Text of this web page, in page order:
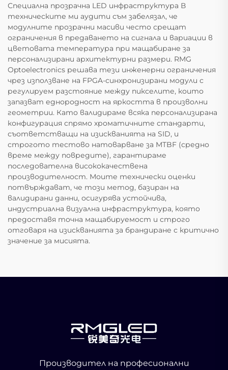
Специална прозрачна LED инфраструктура В
техническите ми аудити съм забелязал, че
модулните прозрачни масиви често срещат
ограничения в предаването на сигнала и вариации в
цветовата температура при мащабиране за
персонализирани архитектурни размери. RMG
Optoelectronics решава тези инженерни ограничения
чрез използване на FPGA-синхронизирани модули с
регулируем разстояние между пикселите, които
запазват еднородност на яркостта в произволни
геометрии. Като валидираме всяка персонализирана
конфигурация спрямо хроматичните стандарти,
съответстващи на изискванията на SID, и
строгото тестово натоварване за MTBF (средно
време между повредите), гарантираме
последователна висококачествена
производителност. Моите технически оценки
потвърждават, че този метод, базиран на
валидирани данни, осигурява устойчива,
индустриална визуална инфраструктура, която
предоставя точна мащабируемост и строго
отговаря на изискванията за брандиране с критично
значение за мисията.
Производител на професионални